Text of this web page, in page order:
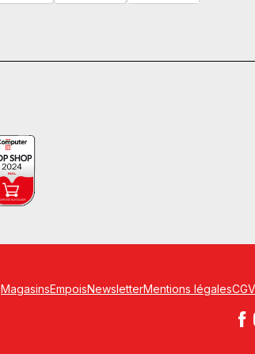
MagasinsEmpoisNewsletterMentions légalesCGV